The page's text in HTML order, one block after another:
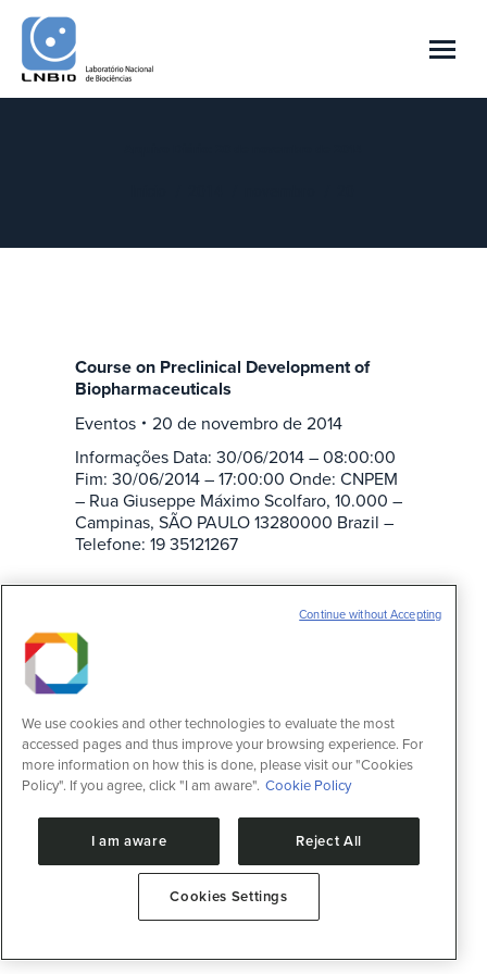
Course on Preclinical Development of
Biopharmaceuticals
Eventos
20 de novembro de 2014
Informações Data: 30/06/2014 – 08:00:00
Fim: 30/06/2014 – 17:00:00 Onde: CNPEM
– Rua Giuseppe Máximo Scolfaro, 10.000 –
Campinas, SÃO PAULO 13280000 Brazil –
Telefone: 19 35121267
We use cookies and other technologies to evaluate the most
accessed pages and thus improve your browsing experience. For
more information on how this is done, please visit our "Cookies
Policy". If you agree, click "I am aware". Cookie Policy
I am aware Reject All
Cookies Settings
Continue without Accepting